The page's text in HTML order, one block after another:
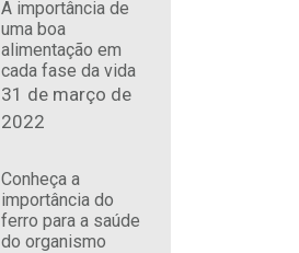
A importância de
uma boa
alimentação em
cada fase da vida
31 de março de
2022
Conheça a
importância do
ferro para a saúde
do organismo